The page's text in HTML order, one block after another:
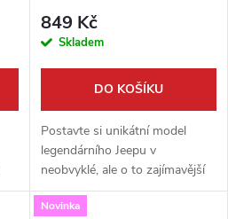
849 Kč
Skladem
DO KOŠÍKU
Postavte si unikátní model
legendárního Jeepu v
neobvyklé, ale o to zajímavější
úpravě s plamenometem
WASP! Tato vysoce detailní
Novinka